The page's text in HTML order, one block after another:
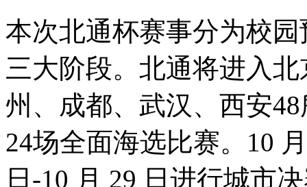
本次北通杯赛事分为校
三大阶段。北通将进入
州、成都、武汉、西安
24场全面海选比赛。10
日-10 月 29 日进行城市